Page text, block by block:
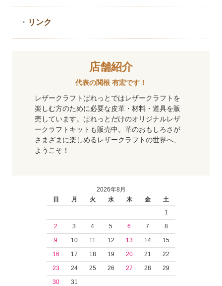
・ リンク
店舗紹介
代表の関根 有宏です！
レザークラフトぱれっとではレザークラフトを
楽しむ方のために必要な皮革・材料・道具を販
売しています。ぱれっとだけのオリジナルレザ
ークラフトキットも販売中。革のおもしろさが
さまざまに楽しめるレザークラフトの世界へ、
ようこそ！
2026年8月
日
月 火 水 木 金
土
1
2
3 4 5 6 7
8
9
10 11 12 13 14
15
16
17 18 19 20 21
22
23
24 25 26 27 28
29
30
31